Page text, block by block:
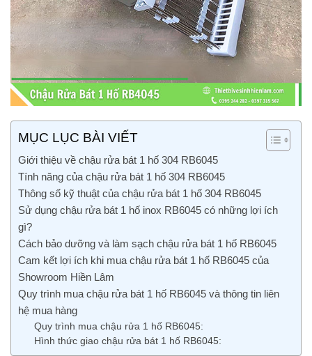
MỤC LỤC BÀI VIẾT
Giới thiệu về chậu rửa bát 1 hố 304 RB6045
Tính năng của chậu rửa bát 1 hố 304 RB6045
Thông số kỹ thuật của chậu rửa bát 1 hố 304 RB6045
Sử dụng chậu rửa bát 1 hố inox RB6045 có những lợi ích
gì?
Cách bảo dưỡng và làm sạch chậu rửa bát 1 hố RB6045
Cam kết lợi ích khi mua chậu rửa bát 1 hố RB6045 của
Showroom Hiền Lâm
Quy trình mua chậu rửa bát 1 hố RB6045 và thông tin liên
hệ mua hàng
Quy trình mua chậu rửa 1 hố RB6045:
Hình thức giao chậu rửa bát 1 hố RB6045: